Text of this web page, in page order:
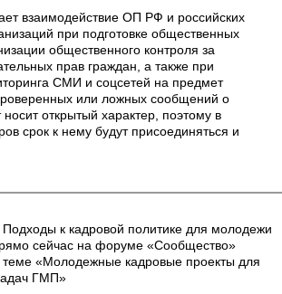
взаимодействие ОП РФ и российских
при подготовке общественных
общественного контроля за
прав граждан, а также при
СМИ и соцсетей на предмет
или ложных сообщений о
открытый характер, поэтому в
срок к нему будут присоединяться и
к кадровой политике для молодежи
сейчас на форуме «Сообщество»
теме «Молодежные кадровые проекты для
ГМП»